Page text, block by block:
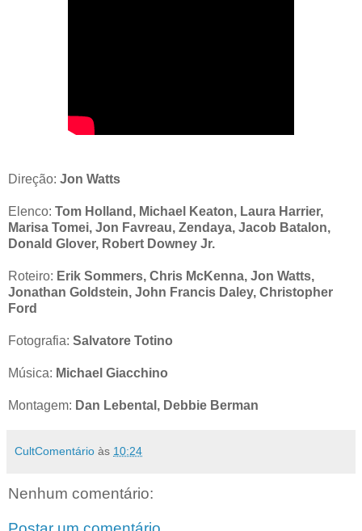
Direção: Jon Watts
Elenco: Tom Holland, Michael Keaton, Laura Harrier,
Marisa Tomei, Jon Favreau, Zendaya, Jacob Batalon,
Donald Glover, Robert Downey Jr.
Roteiro: Erik Sommers, Chris McKenna, Jon Watts,
Jonathan Goldstein, John Francis Daley, Christopher
Ford
Fotografia: Salvatore Totino
Música: Michael Giacchino
Montagem: Dan Lebental, Debbie Berman
CultComentário às 10:24
Nenhum comentário: